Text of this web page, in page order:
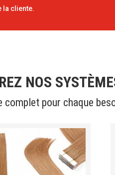
la cliente.
NOS
complet pour chaque